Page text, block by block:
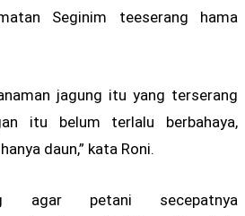
Seginim teeserang hama
jagung itu yang terserang
itu belum terlalu berbahaya,
daun,” kata Roni.
agar petani secepatnya